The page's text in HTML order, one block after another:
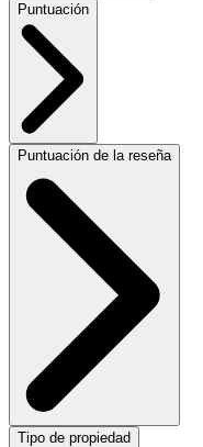
Puntuación
Puntuación de la reseña
Tipo de propiedad